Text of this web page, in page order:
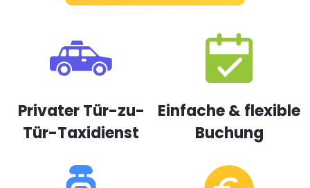
Privater Tür-zu-
Tür-Taxidienst
Einfache & flexible
Buchung